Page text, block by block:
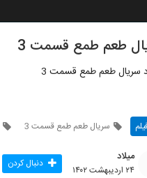
طعم طمع قسمت 3
سریال طعم طمع قسمت 3
سریال طعم طمع قسمت 3
میلاد
۲۴ اردیبهشت ۱۴۰۲ دنبال کردن